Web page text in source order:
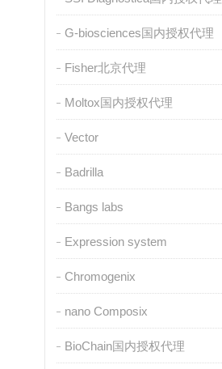
G-biosciences国内授权代理
Fisher北京代理
Moltox国内授权代理
Vector
Badrilla
Bangs labs
Expression system
Chromogenix
nano Composix
BioChain国内授权代理